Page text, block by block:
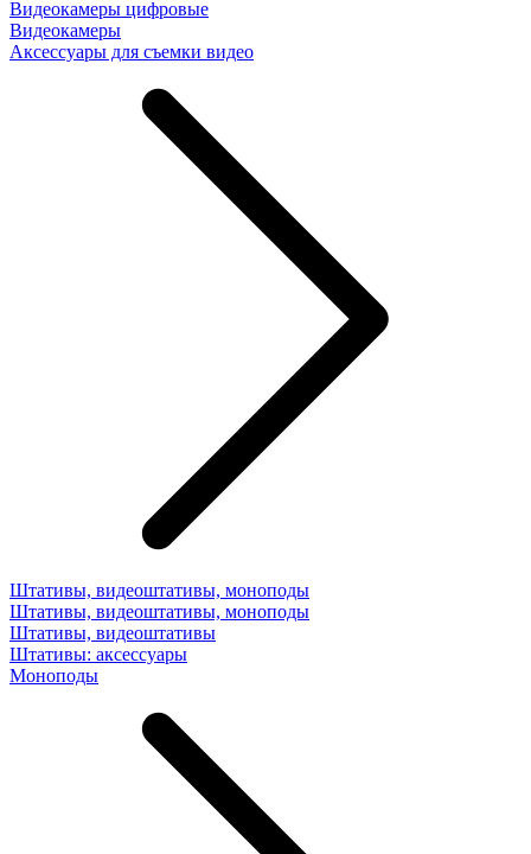
Видеокамеры цифровые
Видеокамеры
Аксессуары для съемки видео
Штативы, видеоштативы, моноподы
Штативы, видеоштативы, моноподы
Штативы, видеоштативы
Штативы: аксессуары
Моноподы